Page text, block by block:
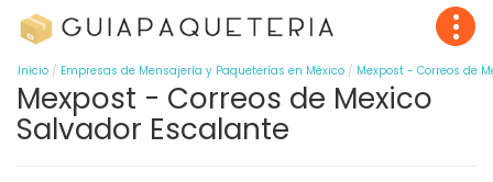
Inicio Empresas de Mensajería y Paqueterías en México Mexpost - Correos de
Mexpost - Correos de Mexico
Salvador Escalante